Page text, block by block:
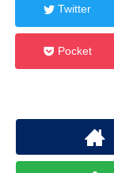
Twitter
Pocket